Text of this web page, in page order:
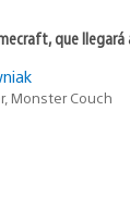
que llegará
Monster Couch